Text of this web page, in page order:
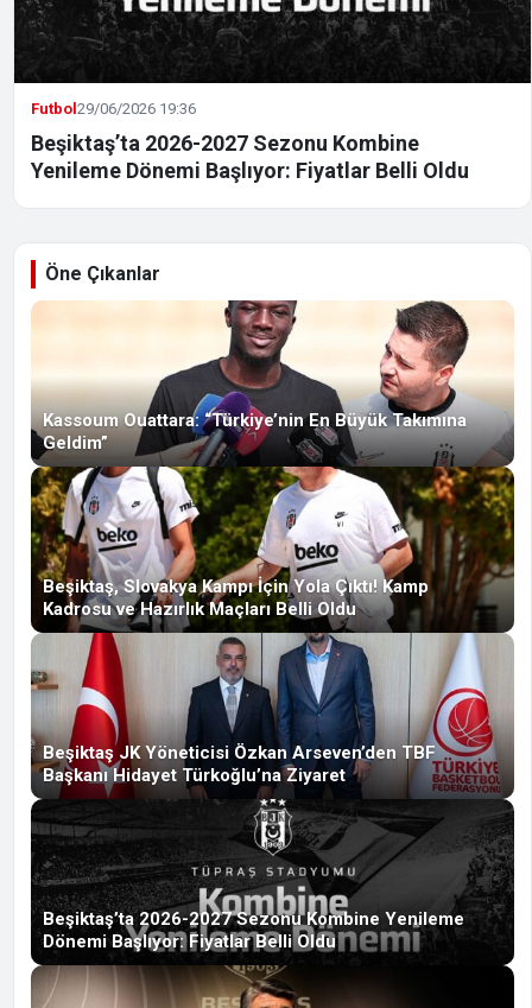
Futbol29/06/2026 19:36
Beşiktaş’ta 2026-2027 Sezonu Kombine
Yenileme Dönemi Başlıyor: Fiyatlar Belli Oldu
Öne Çıkanlar
Kassoum Ouattara: “Türkiye’nin En Büyük Takımına
Geldim”
Beşiktaş, Slovakya Kampı İçin Yola Çıktı! Kamp
Kadrosu ve Hazırlık Maçları Belli Oldu
Beşiktaş JK Yöneticisi Özkan Arseven’den TBF
Başkanı Hidayet Türkoğlu’na Ziyaret
Beşiktaş’ta 2026-2027 Sezonu Kombine Yenileme
Dönemi Başlıyor: Fiyatlar Belli Oldu